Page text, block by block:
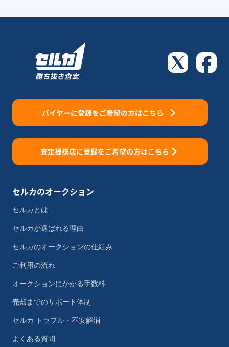
バイヤーに登録をご希望の方はこちら
査定提携店に登録をご希望の方はこちら
セルカのオークション
セルカとは
セルカが選ばれる理由
セルカのオークションの仕組み
ご利用の流れ
オークションにかかる手数料
売却までのサポート体制
セルカ トラブル・不安解消
よくある質問